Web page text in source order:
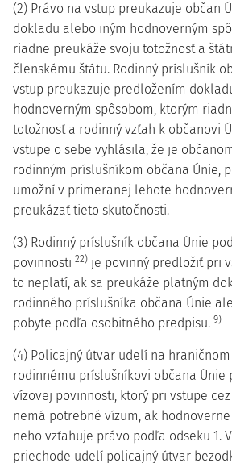
(2) Právo na vstup preukazuje občan
dokladu alebo iným hodnoverným
riadne preukáže svoju totožnosť a
členskému štátu. Rodinný príslušník
vstup preukazuje predložením
hodnoverným spôsobom, ktorým
totožnosť a rodinný vzťah k občanovi
vstupe o sebe vyhlásila, že je
rodinným príslušníkom občana Únie,
umožní v primeranej lehote
preukázať tieto skutočnosti.
(3) Rodinný príslušník občana Únie
povinnosti 22) je povinný predložiť pri
to neplatí, ak sa preukáže platným
rodinného príslušníka občana Únie
pobyte podľa osobitného predpisu. 9)
(4) Policajný útvar udelí na
rodinnému príslušníkovi občana Únie
vízovej povinnosti, ktorý pri vstupe
nemá potrebné vízum, ak
neho vzťahuje právo podľa odseku 1.
priechode udelí policajný útvar